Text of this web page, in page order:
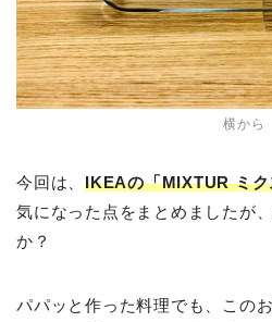
横から
今回は、IKEAの「MIXTUR ミ
気になった点をまとめましたが
か？
パパッと作った料理でも、この